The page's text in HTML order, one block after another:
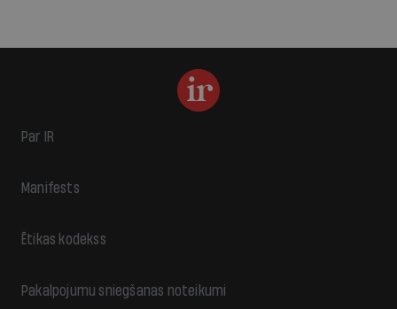
Par IR
Manifests
Ētikas kodekss
Pakalpojumu sniegšanas noteikumi